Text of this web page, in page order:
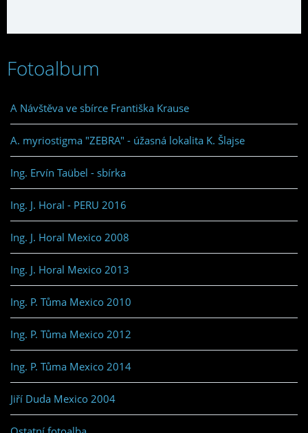
Fotoalbum
A Návštěva ve sbírce Františka Krause
A. myriostigma "ZEBRA" - úžasná lokalita K. Šlajse
Ing. Ervín Taübel - sbírka
Ing. J. Horal - PERU 2016
Ing. J. Horal Mexico 2008
Ing. J. Horal Mexico 2013
Ing. P. Tůma Mexico 2010
Ing. P. Tůma Mexico 2012
Ing. P. Tůma Mexico 2014
Jiří Duda Mexico 2004